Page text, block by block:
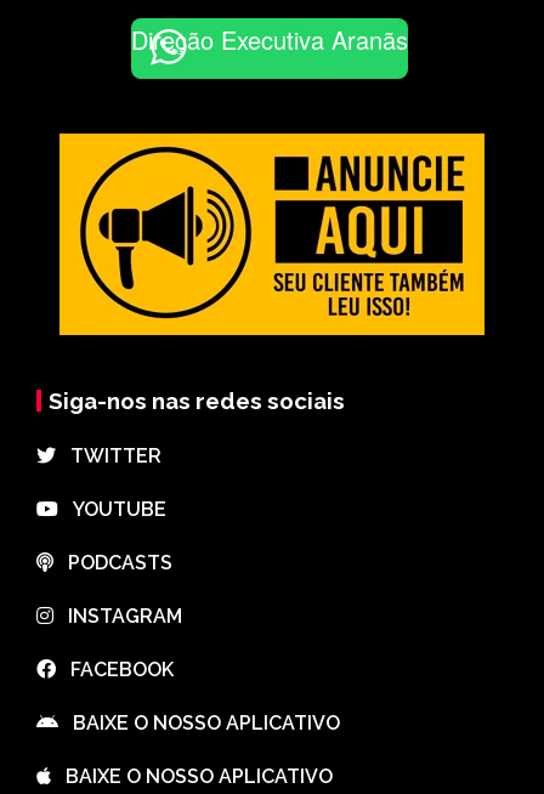
Direção Executiva Aranãs
Siga-nos nas redes sociais
⠀TWITTER
⠀YOUTUBE
⠀PODCASTS
⠀INSTAGRAM
⠀FACEBOOK
⠀BAIXE O NOSSO APLICATIVO
⠀BAIXE O NOSSO APLICATIVO